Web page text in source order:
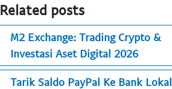
Related posts
M2 Exchange: Trading Crypto &
Investasi Aset Digital 2026
Tarik Saldo PayPal Ke Bank Lokal